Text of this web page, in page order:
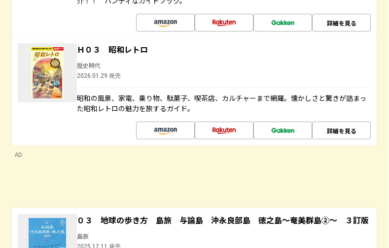
詳細を見る
Ｈ０３ 昭和レトロ
歴史時代
2026.01.29 発売
昭和の風景、家電、乗り物、駄菓子、喫茶店、カルチャーまで網羅。懐かしさと驚きが詰まっ
た昭和レトロの魅力を旅するガイド。
詳細を見る
AD
０３ 地球の歩き方 島旅 与論島 沖永良部島 徳之島～奄美群島②～ ３訂版
島旅
2025.12.11 発売